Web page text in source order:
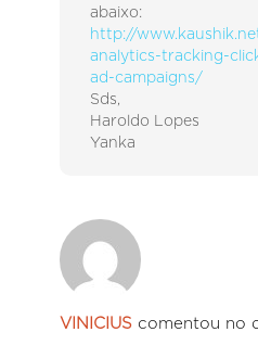
abaixo:
http://
analytics-tracking-
ad-campaigns/
Sds,
Haroldo Lopes
Yanka
VINICIUS comentou no